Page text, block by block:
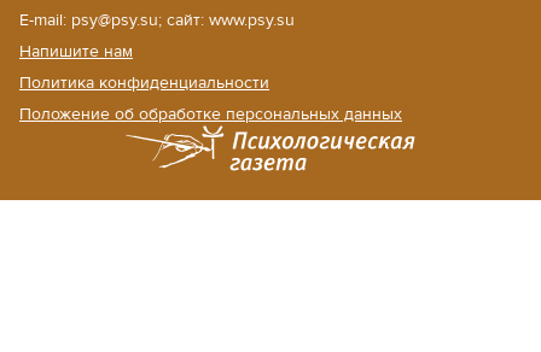
E-mail: psy@psy.su; сайт: www.psy.su
Напишите нам
Политика конфиденциальности
Положение об обработке персональных данных